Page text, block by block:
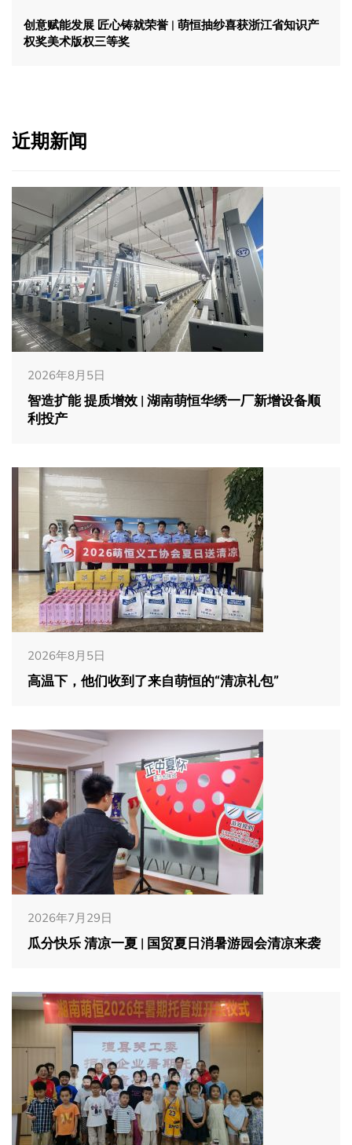
创意赋能发展 匠心铸就荣誉 | 萌恒抽纱喜获浙江省知识产
权奖美术版权三等奖
近期新闻
2026年8月5日
智造扩能 提质增效 | 湖南萌恒华绣一厂新增设备顺
利投产
2026年8月5日
高温下，他们收到了来自萌恒的“清凉礼包”
2026年7月29日
瓜分快乐 清凉一夏 | 国贸夏日消暑游园会清凉来袭